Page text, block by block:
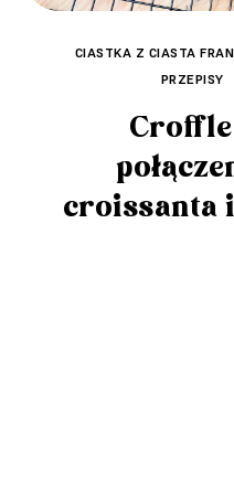
CIASTKA Z CIASTA
PRZEPISY
Croffle
croissanta